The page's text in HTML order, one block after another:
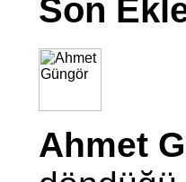
Son
Ahmet